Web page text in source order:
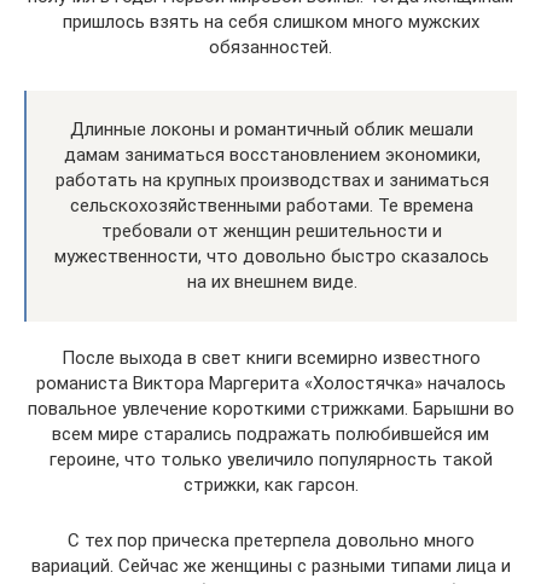
пришлось взять на себя слишком много мужских
обязанностей.
Длинные локоны и романтичный облик мешали
дамам заниматься восстановлением экономики,
работать на крупных производствах и заниматься
сельскохозяйственными работами. Те времена
требовали от женщин решительности и
мужественности, что довольно быстро сказалось
на их внешнем виде.
После выхода в свет книги всемирно известного
романиста Виктора Маргерита «Холостячка» началось
повальное увлечение короткими стрижками. Барышни во
всем мире старались подражать полюбившейся им
героине, что только увеличило популярность такой
стрижки, как гарсон.
С тех пор прическа претерпела довольно много
вариаций. Сейчас же женщины с разными типами лица и